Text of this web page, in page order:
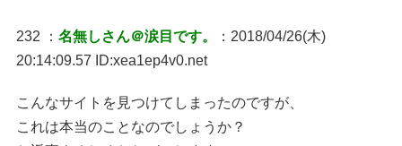
232 ： 名無しさん＠涙目です。
：2018/04/26(木)
20:14:09.57 ID:xea1ep4v0.net
こんなサイトを見つけてしまったのですが、
これは本当のことなのでしょうか？